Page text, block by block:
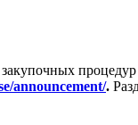
announcement/.